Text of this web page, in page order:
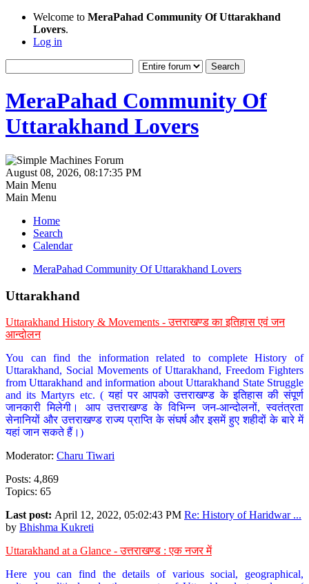
Welcome to MeraPahad Community Of Uttarakhand
Lovers.
Log in
MeraPahad Community Of
Uttarakhand Lovers
August 08, 2026, 08:17:35 PM
Main Menu
Main Menu
Home
Search
Calendar
MeraPahad Community Of Uttarakhand Lovers
Uttarakhand
Uttarakhand History & Movements - उत्तराखण्ड का इतिहास एवं जन
आन्दोलन
You can find the information related to complete History of
Uttarakhand, Social Movements of Uttarakhand, Freedom Fighters
from Uttarakhand and information about Uttarakhand State Struggle
and its Martyrs etc. ( यहां पर आपको उत्तराखण्ड के इतिहास की संपूर्ण
जानकारी मिलेगी। आप उत्तराखण्ड के विभिन्न जन-आन्दोलनों, स्वतंत्रता
सेनानियों और उत्तराखण्ड राज्य प्राप्ति के संघर्ष और इसमें हुए शहीदों के बारे में
यहां जान सकते हैं।)
Moderator: Charu Tiwari
Posts: 4,869
Topics: 65
Last post: April 12, 2022, 05:02:43 PM Re: History of Haridwar ...
by Bhishma Kukreti
Uttarakhand at a Glance - उत्तराखण्ड : एक नजर में
Here you can find the details of various social, geographical,